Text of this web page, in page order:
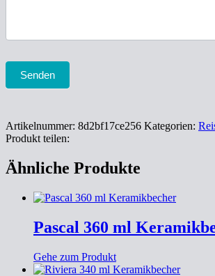
Senden
Artikelnummer: 8d2bf17ce256 Kategorien:
Produkt teilen:
Ähnliche Produkte
Pascal 360 ml
Gehe zum Produkt